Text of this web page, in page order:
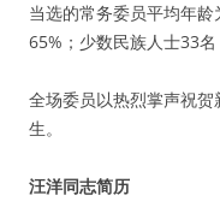
当选的常务委员平均年
65%；少数民族人士33名
全场委员以热烈掌声祝
生。
汪洋同志简历